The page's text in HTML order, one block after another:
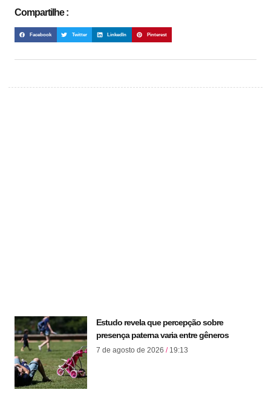
Compartilhe :
Facebook Twitter LinkedIn Pinterest
Estudo revela que percepção sobre
presença paterna varia entre gêneros
7 de agosto de 2026 19:13